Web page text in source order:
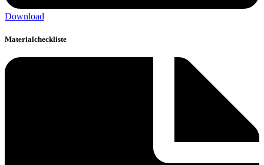
Download
Materialcheckliste